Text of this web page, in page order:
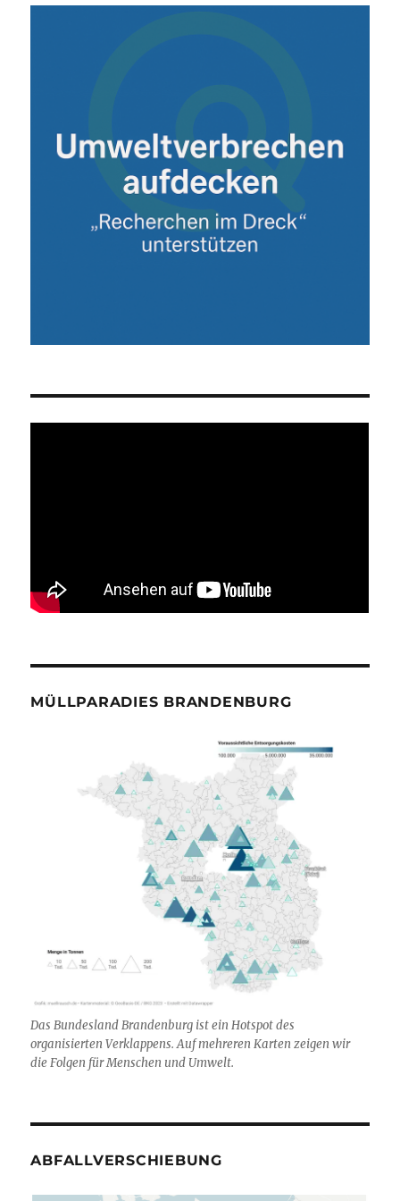
MÜLLPARADIES BRANDENBURG
Das Bundesland Brandenburg ist ein Hotspot des
organisierten Verklappens. Auf mehreren Karten zeigen wir
die Folgen für Menschen und Umwelt.
ABFALLVERSCHIEBUNG